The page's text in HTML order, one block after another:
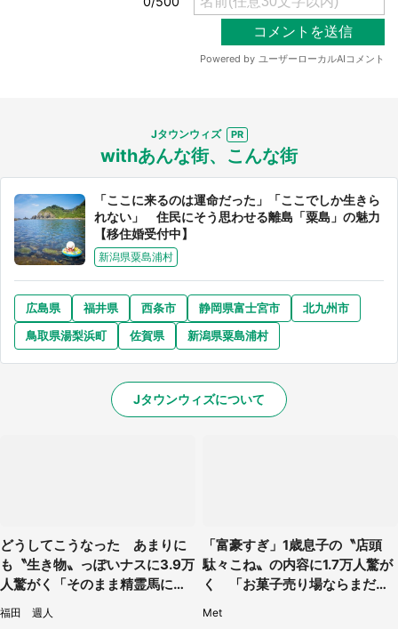
Jタウンウィズ
withあんな街、こんな街
「ここに来るのは運命だった」「ここでしか生きら
れない」 住民にそう思わせる離島「粟島」の魅力
【移住婚受付中】
新潟県粟島浦村
広島県 福井県 西条市 静岡県富士宮市
北九州市
鳥取県湯梨浜町
佐賀県 新潟県粟島浦村
Jタウンウィズについて
どうしてこうなった あまりに
も〝生き物〟っぽいナスに3.9万
人驚がく「そのまま精霊馬に使
えそう」
福田 週人
「富豪すぎ」1歳息子の〝店頭
駄々こね〟の内容に1.7万人驚が
く 「お菓子売り場ならまだし
Met